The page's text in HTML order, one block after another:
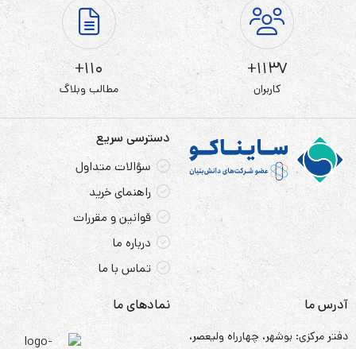
1137+
کاربران
110+
مطالب وبلاگ
دسترسی سریع
سؤالات متداول
راهنمای خرید
قوانین و مقررات
درباره ما
تماس با ما
آدرس ما
دفتر مرکزی: بوشهر، چهارراه ولیعصر،
نمادهای ما